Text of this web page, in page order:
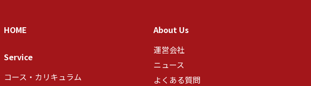
HOME
Service
コース・カリキュラム
About Us
運営会社
ニュース
よくある質問